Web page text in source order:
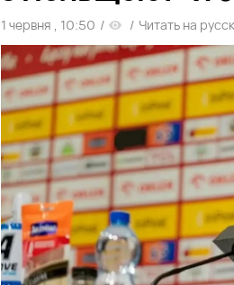
1 червня , 10:50 / / Читать на